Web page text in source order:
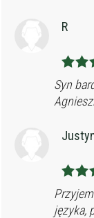
R
Syn
języka,